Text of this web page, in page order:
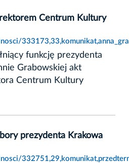
Centrum Kultury
funkcję prezydenta
Grabowskiej akt
Centrum Kultury
prezydenta Krakowa